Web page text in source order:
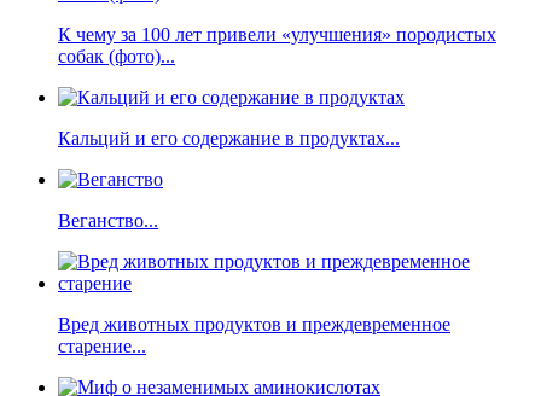
К чему за 100 лет привели «улучшения» породистых
собак (фото)...
Кальций и его содержание в продуктах...
Веганство...
Вред животных продуктов и преждевременное
старение...